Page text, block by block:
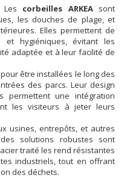
Les corbeilles ARKEAsont
les douches de plage, et
Elles permettent de
et hygiéniques, évitant les
adaptée et à leur facilité de
être installées le long des
des parcs. Leur design
permettent une intégration
les visiteurs à jeter leurs
usines, entrepôts, et autres
solutions robustes sont
traité les rend résistantes
industriels, tout en offrant
des déchets.